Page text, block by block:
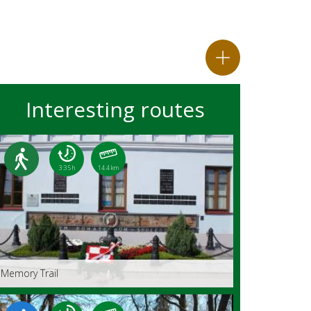
Interesting routes
3:35 h 14.4 km
Memory Trail